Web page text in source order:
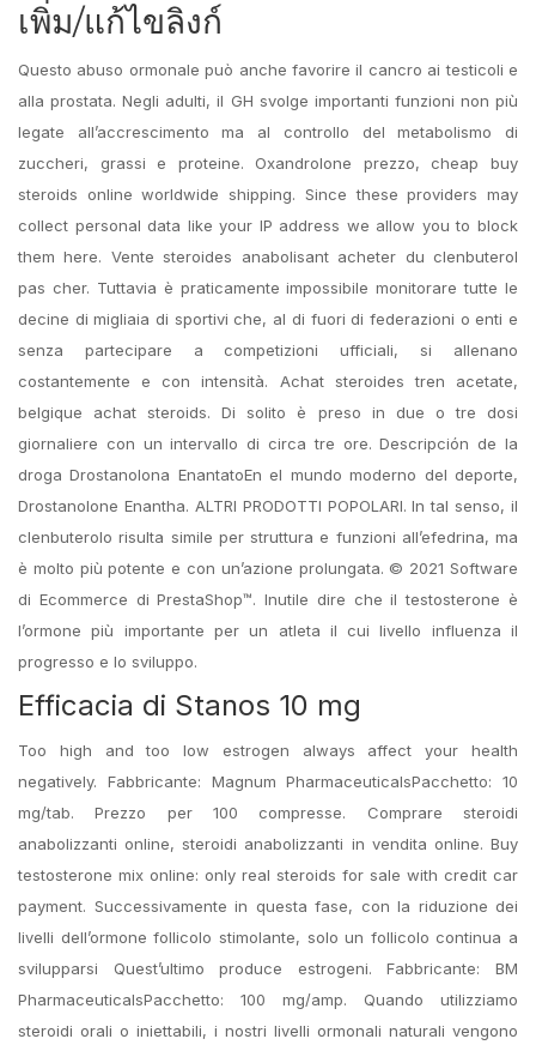
เพิ่ม/แก้ไขลิงก์
Questo abuso ormonale può anche favorire il cancro ai testicoli e
alla prostata. Negli adulti, il GH svolge importanti funzioni non più
legate all’accrescimento ma al controllo del metabolismo di
zuccheri, grassi e proteine. Oxandrolone prezzo, cheap buy
steroids online worldwide shipping. Since these providers may
collect personal data like your IP address we allow you to block
them here. Vente steroides anabolisant acheter du clenbuterol
pas cher. Tuttavia è praticamente impossibile monitorare tutte le
decine di migliaia di sportivi che, al di fuori di federazioni o enti e
senza partecipare a competizioni ufficiali, si allenano
costantemente e con intensità. Achat steroides tren acetate,
belgique achat steroids. Di solito è preso in due o tre dosi
giornaliere con un intervallo di circa tre ore. Descripción de la
droga Drostanolona EnantatoEn el mundo moderno del deporte,
Drostanolone Enantha. ALTRI PRODOTTI POPOLARI. In tal senso, il
clenbuterolo risulta simile per struttura e funzioni all’efedrina, ma
è molto più potente e con un’azione prolungata. © 2021 Software
di Ecommerce di PrestaShop™. Inutile dire che il testosterone è
l’ormone più importante per un atleta il cui livello influenza il
progresso e lo sviluppo.
Efficacia di Stanos 10 mg
Too high and too low estrogen always affect your health
negatively. Fabbricante: Magnum PharmaceuticalsPacchetto: 10
mg/tab. Prezzo per 100 compresse. Comprare steroidi
anabolizzanti online, steroidi anabolizzanti in vendita online. Buy
testosterone mix online: only real steroids for sale with credit car
payment. Successivamente in questa fase, con la riduzione dei
livelli dell’ormone follicolo stimolante, solo un follicolo continua a
svilupparsi Quest’ultimo produce estrogeni. Fabbricante: BM
PharmaceuticalsPacchetto: 100 mg/amp. Quando utilizziamo
steroidi orali o iniettabili, i nostri livelli ormonali naturali vengono